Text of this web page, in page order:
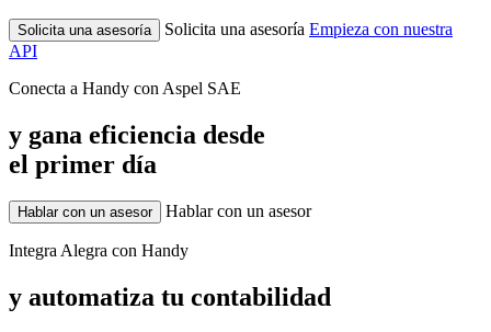
Solicita una asesoría Solicita una asesoría Empieza con nuestra
API
Conecta a Handy con Aspel SAE
y gana eficiencia desde
el primer día
Hablar con un asesor Hablar con un asesor
Integra Alegra con Handy
y automatiza tu contabilidad